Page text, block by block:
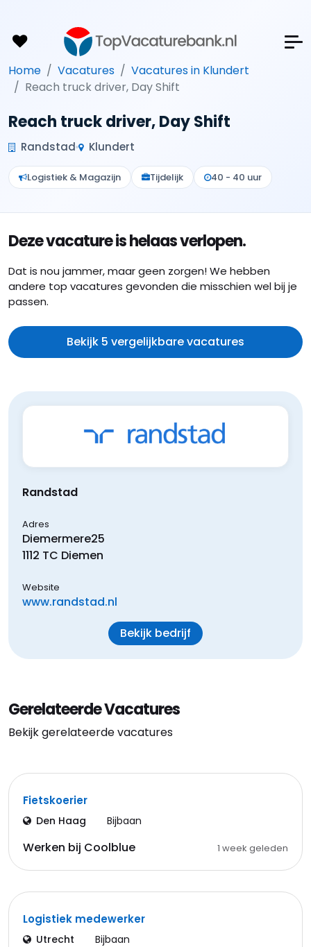
Home Vacatures
Vacatures in Klundert
Reach truck driver, Day Shift
Reach truck driver, Day Shift
Randstad Klundert
Logistiek & Magazijn Tijdelijk 40 - 40 uur
Deze vacature is helaas verlopen.
Dat is nou jammer, maar geen zorgen! We hebben
andere top vacatures gevonden die misschien wel bij je
passen.
Bekijk 5 vergelijkbare vacatures
Randstad
Adres
Diemermere25
1112 TC Diemen
Website
www.randstad.nl
Bekijk bedrijf
Gerelateerde Vacatures
Bekijk gerelateerde vacatures
Fietskoerier
Den Haag Bijbaan
Werken bij Coolblue 1 week geleden
Logistiek medewerker
Utrecht Bijbaan